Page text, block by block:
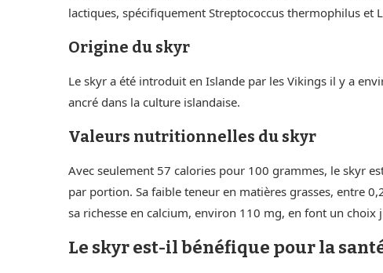
lactiques, spécifiquement Streptococcus thermophilus et
Origine du skyr
Le skyr a été introduit en Islande par les Vikings il y a
ancré dans la culture islandaise.
Valeurs nutritionnelles du skyr
Avec seulement 57 calories pour 100 grammes, le skyr
par portion. Sa faible teneur en matières grasses, entre
sa richesse en calcium, environ 110 mg, en font un
Le skyr est-il bénéfique pour la